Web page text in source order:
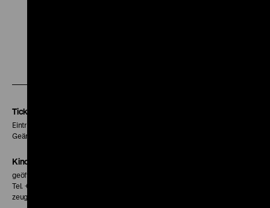
Tickets
Eintritt 5 €
Geänderte Preise sind im Programm vermerkt.
Kinokasse
geöffnet 30 Minuten vor Beginn der ersten Vorstellung
Tel. + 49 30 20304-770
zeughauskino@dhm.de